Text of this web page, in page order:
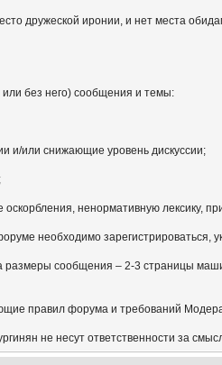
дружеской иронии, и нет места
без него) сообщения и темы:
и/или снижающие уровень дискуссии;
ненормативную лексику,
необходимо зарегистрироваться,
сообщения – 2-3 страницы
правил форума и требований
не несут ответственности за